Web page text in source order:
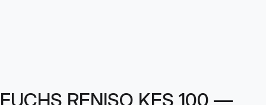
FUCHS RENISO KES 100 —